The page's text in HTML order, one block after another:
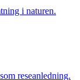
reseanledning.